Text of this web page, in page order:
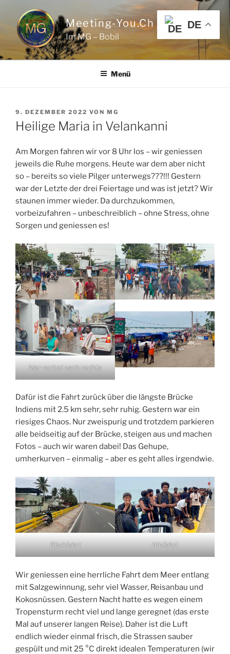
Inhalt
springen
Meeting-You.ch
Im MG – Bobil
Menü
VERÖFFENTLICHT
AM
9. DEZEMBER 2022 VON MG
Heilige Maria in Velankanni
Am Morgen fahren wir vor 8 Uhr los – wir geniessen
jeweils die Ruhe morgens. Heute war dem aber nicht
so – bereits so viele Pilger unterwegs???!!! Gestern
war der Letzte der drei Feiertage und was ist jetzt? Wir
staunen immer wieder. Da durchzukommen,
vorbeizufahren – unbeschreiblich – ohne Stress, ohne
Sorgen und geniessen es!
hier vorbei nach rechts
Dafür ist die Fahrt zurück über die längste Brücke
Indiens mit 2.5 km sehr, sehr ruhig. Gestern war ein
riesiges Chaos. Nur zweispurig und trotzdem parkieren
alle beidseitig auf der Brücke, steigen aus und machen
Fotos – auch wir waren dabei! Das Gehupe,
umherkurven – einmalig – aber es geht alles irgendwie.
Rückfahrt Hinfahrt
Wir geniessen eine herrliche Fahrt dem Meer entlang
mit Salzgewinnung, sehr viel Wasser, Reisanbau und
Kokosnüssen. Gestern Nacht hatte es wegen einem
Tropensturm recht viel und lange geregnet (das erste
Mal auf unserer langen Reise). Daher ist die Luft
endlich wieder einmal frisch, die Strassen sauber
gespült und mit 25 °C direkt idealen Temperaturen (wir
DE